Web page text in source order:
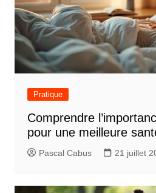
Pratique
Comprendre
pour une meilleure
Pascal Cabus 21 juillet